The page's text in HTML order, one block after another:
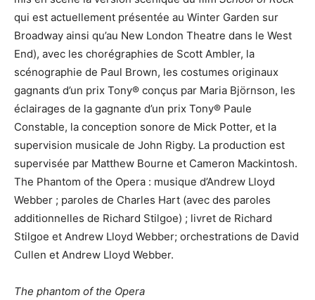
qui est actuellement présentée au Winter Garden sur
Broadway ainsi qu’au New London Theatre dans le West
End), avec les chorégraphies de Scott Ambler, la
scénographie de Paul Brown, les costumes originaux
gagnants d’un prix Tony® conçus par Maria Björnson, les
éclairages de la gagnante d’un prix Tony® Paule
Constable, la conception sonore de Mick Potter, et la
supervision musicale de John Rigby. La production est
supervisée par Matthew Bourne et Cameron Mackintosh.
The Phantom of the Opera : musique d’Andrew Lloyd
Webber ; paroles de Charles Hart (avec des paroles
additionnelles de Richard Stilgoe) ; livret de Richard
Stilgoe et Andrew Lloyd Webber; orchestrations de David
Cullen et Andrew Lloyd Webber.
The phantom of the Opera